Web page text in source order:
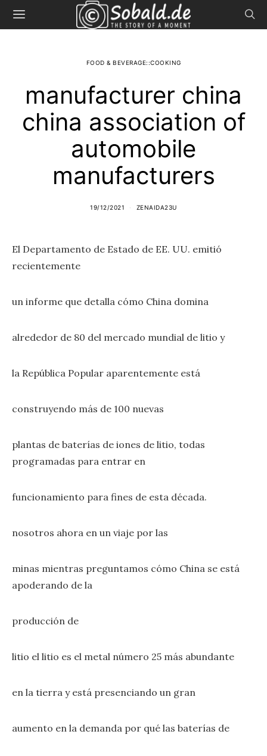
FOOD & BEVERAGE::COOKING
manufacturer china
china association of
automobile
manufacturers
19/12/2021 ZENAIDA23U
El Departamento de Estado de EE. UU. emitió
recientemente
un informe que detalla cómo China domina
alrededor de 80 del mercado mundial de litio y
la República Popular aparentemente está
construyendo más de 100 nuevas
plantas de baterías de iones de litio, todas
programadas para entrar en
funcionamiento para fines de esta década.
nosotros ahora en un viaje por las
minas mientras preguntamos cómo China se está
apoderando de la
producción de
litio el litio es el metal número 25 más abundante
en la tierra y está presenciando un gran
aumento en la demanda por qué las baterías de